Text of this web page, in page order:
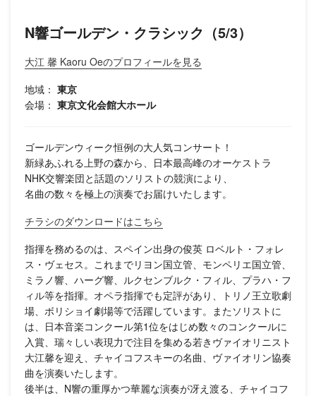
N響ゴールデン・クラシック（5/3）
大江 馨 Kaoru Oeのプロフィールを見る
地域： 東京
会場： 東京文化会館大ホール
ゴールデンウィーク恒例の大人気コンサート！
新緑あふれる上野の森から、日本最高峰のオーケストラ
NHK交響楽団と話題のソリストの競演により、
名曲の数々を極上の演奏でお届けいたします。
チラシのダウンロードはこちら
指揮を務めるのは、スペイン出身の俊英 ロベルト・フォレ
ス・ヴェセス。これまでリヨン国立管、モンペリエ国立管、
ミラノ響、ハーグ響、ルクセンブルク・フィル、プラハ・フ
ィル等を指揮。オペラ指揮でも定評があり、トリノ王立歌劇
場、ボリショイ劇場等で活躍しています。またソリストに
は、日本音楽コンクール第1位をはじめ数々のコンクールに
入賞、瑞々しい表現力で注目を集める若きヴァイオリニスト
大江馨を迎え、チャイコフスキーの名曲、ヴァイオリン協奏
曲を演奏いたします。
後半は、N響の重厚かつ華麗な演奏が冴え渡る、チャイコフ